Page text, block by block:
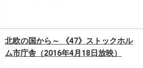
北欧の国から～ 《47》ストックホル
ム市庁舎（2016年4月18日放映）